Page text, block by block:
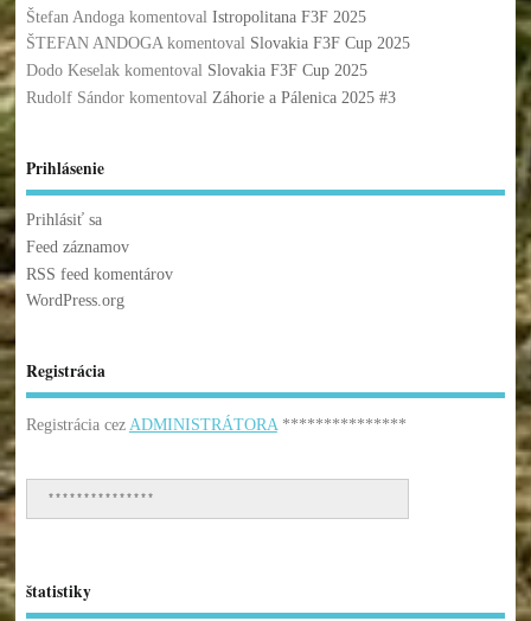
Štefan Andogakomentoval Istropolitana F3F 2025
ŠTEFAN ANDOGAkomentoval Slovakia F3F Cup 2025
Dodo Keselakkomentoval Slovakia F3F Cup 2025
Rudolf Sándorkomentoval Záhorie a Pálenica 2025 #3
Prihlásenie
Prihlásiť sa
Feed záznamov
RSS feed komentárov
WordPress.org
Registrácia
Registrácia cez ADMINISTRÁTORA***************
***************
štatistiky